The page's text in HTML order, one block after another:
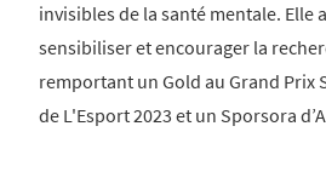
invisibles de la santé mentale. Elle
sensibiliser et encourager la
remportant un Gold au Grand Prix
de L'Esport 2023 et un Sporsora